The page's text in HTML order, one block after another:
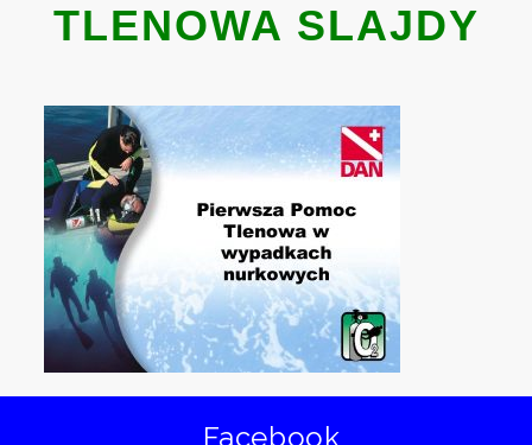
TLENOWA SLAJDY
Facebook